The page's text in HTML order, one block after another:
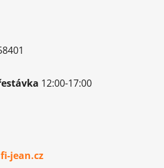
12:00-17:00
jean.cz